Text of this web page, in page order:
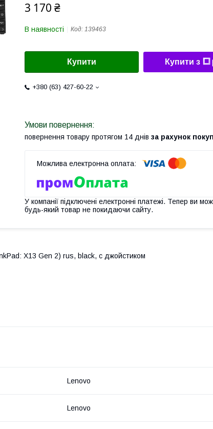
3 170 ₴
В наявності Код: 139463
Купити Купити з
+380 (63) 427-60-22
повернення товару протягом 14 днів за рахунок
У компанії підключені електронні платежі. Тепер ви
будь-який товар не покидаючи сайту.
X13 Gen 2) rus, black, с джойстиком
Lenovo
Lenovo